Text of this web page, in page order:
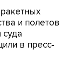
и полетов
в пресс-